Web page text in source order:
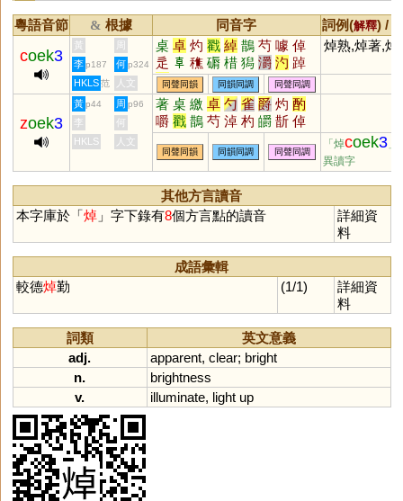
粵語音節 & 根據 同音字 詞例(解釋) /
coek3
黃 周 桌 卓 灼 戳 綽 鵲 芍 噱 倬
辵 𠦝 穛 磭 棤 獡 灂 汋 踔
趠 碏 皵 逴 婼 婥
焯熟,焯著,焯
李 p187 何 p324
HKLS 范 人文 同聲同韻 同韻同調 同聲同調
zoek3
黃 p44 周 p96 著 桌 繳 卓 勺 雀 爵 灼 酌
嚼 戳 鵲 芍 淖 杓 皭 斮 倬
妁 斫 斲 爝 圴 彴 斀 櫡 禚
穱 汋 謶 棹
李
何
HKLS
人文
同聲同韻 同韻同調 同聲同調
「焯coek3
異讀字
其他方言讀音
本字庫於「焯」字下錄有8個方言點的讀音
詳細資
料
成語彙輯
較德焯勤 (1/1)
詳細資
料
詞類
英文意義
adj.
apparent, clear; bright
n.
brightness
v.
illuminate, light up